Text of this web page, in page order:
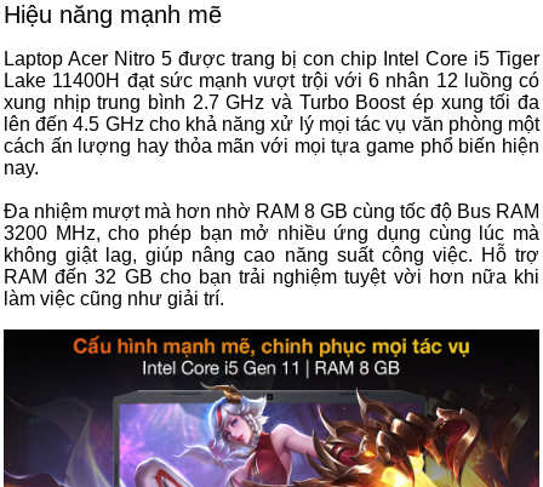
Hiệu năng mạnh mẽ
Laptop Acer Nitro 5 được trang bị con chip Intel Core i5 Tiger
Lake 11400H đạt sức mạnh vượt trội với 6 nhân 12 luồng có
xung nhịp trung bình 2.7 GHz và Turbo Boost ép xung tối đa
lên đến 4.5 GHz cho khả năng xử lý mọi tác vụ văn phòng một
cách ấn lượng hay thỏa mãn với mọi tựa game phổ biến hiện
nay.
Đa nhiệm mượt mà hơn nhờ RAM 8 GB cùng tốc độ Bus RAM
3200 MHz, cho phép bạn mở nhiều ứng dụng cùng lúc mà
không giật lag, giúp nâng cao năng suất công việc. Hỗ trợ
RAM đến 32 GB cho bạn trải nghiệm tuyệt vời hơn nữa khi
làm việc cũng như giải trí.